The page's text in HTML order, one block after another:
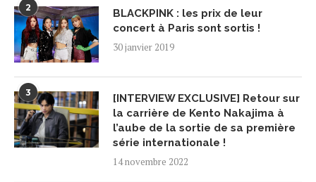
2
BLACKPINK : les prix de leur
concert à Paris sont sortis !
30 janvier 2019
3
[INTERVIEW EXCLUSIVE] Retour sur
la carrière de Kento Nakajima à
l’aube de la sortie de sa première
série internationale !
14 novembre 2022